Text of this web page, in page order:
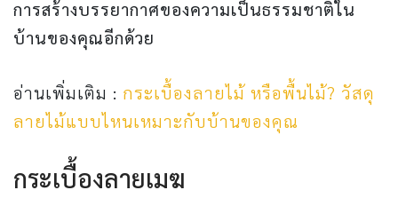
การสร้างบรรยากาศของความเป็นธรรมชาติใน
บ้านของคุณอีกด้วย
อ่านเพิ่มเติม : กระเบื้องลายไม้ หรือพื้นไม้? วัสดุ
ลายไม้แบบไหนเหมาะกับบ้านของคุณ
กระเบื้องลายเมฆ